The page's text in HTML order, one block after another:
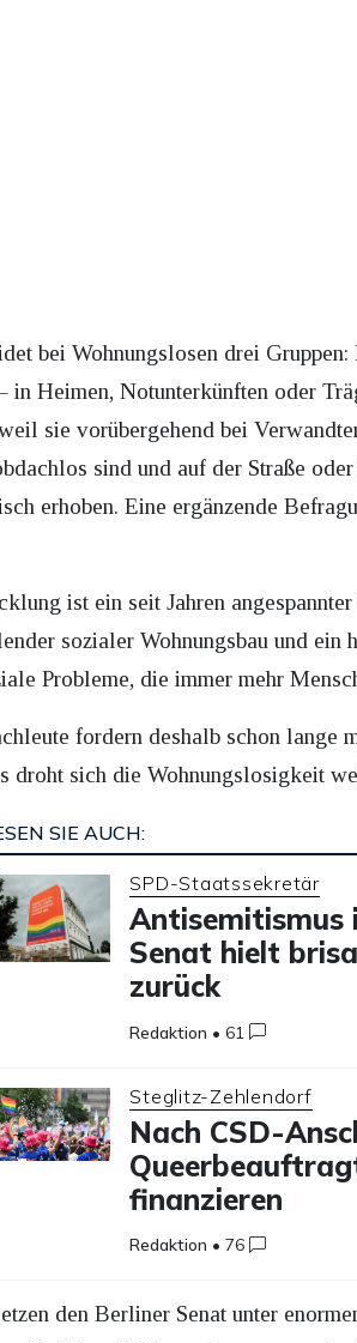
bei Wohnungslosen drei
Heimen, Notunterkünften oder
sie vorübergehend bei
sind und auf der Straße
erhoben. Eine ergänzende
ist ein seit Jahren
sozialer Wohnungsbau und ein
Probleme, die immer mehr
fordern deshalb schon lange
droht sich die Wohnungslosigkeit
SIE AUCH:
SPD-Staatssekretär
Antisemitismus
Senat hielt
zurück
Redaktion •61
Steglitz-Zehlendorf
Nach CSD-
finanzieren
Redaktion •76
den Berliner Senat unter